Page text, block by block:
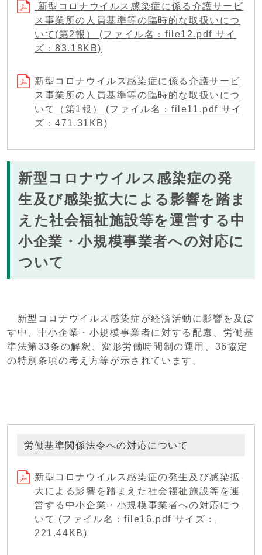
新型コロナウイルス感染症に係る介護サービ
ス事業所の人員基準等の臨時的な取扱いにつ
いて(第2報） (ファイル名：file12.pdf サイ
ズ：83.18KB)
新型コロナウイルス感染症に係る介護サービ
ス事業所の人員基準等の臨時的な取扱いにつ
いて（第1報） (ファイル名：file11.pdf サイ
ズ：471.31KB)
新型コロナウイルス感染症の発
生及び感染拡大による影響を踏ま
えた社会福祉施設等を運営する中
小企業・小規模事業者への対応に
ついて
新型コロナウイルス感染症が経済活動に影響を及ぼ
す中、中小企業・小規模事業者に対する配慮、労働基
準法第33条の解釈、変形労働時間制の運用、36協定
の特別条項の考え方等が示されています。
労働基準関係法令への対応について
新型コロナウイルス感染症の発生及び感染拡
大による影響を踏まえた社会福祉施設等を運
営する中小企業・小規模事業者への対応につ
いて (ファイル名：file16.pdf サイズ：
221.44KB)